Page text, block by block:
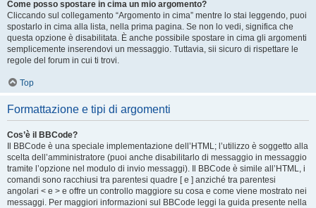
Come posso spostare in cima un mio argomento?
Cliccando sul collegamento “Argomento in cima” mentre lo stai leggendo, puoi
spostarlo in cima alla lista, nella prima pagina. Se non lo vedi, significa che
questa opzione è disabilitata. È anche possibile spostare in cima gli argomenti
semplicemente inserendovi un messaggio. Tuttavia, sii sicuro di rispettare le
regole del forum in cui ti trovi.
Top
Formattazione e tipi di argomenti
Cos’è il BBCode?
Il BBCode è una speciale implementazione dell’HTML; l’utilizzo è soggetto alla
scelta dell’amministratore (puoi anche disabilitarlo di messaggio in messaggio
tramite l’opzione nel modulo di invio messaggi). Il BBCode è simile all’HTML, i
comandi sono racchiusi tra parentesi quadre [ e ] anziché tra parentesi
angolari < e > e offre un controllo maggiore su cosa e come viene mostrato nei
messaggi. Per maggiori informazioni sul BBCode leggi la guida presente nella